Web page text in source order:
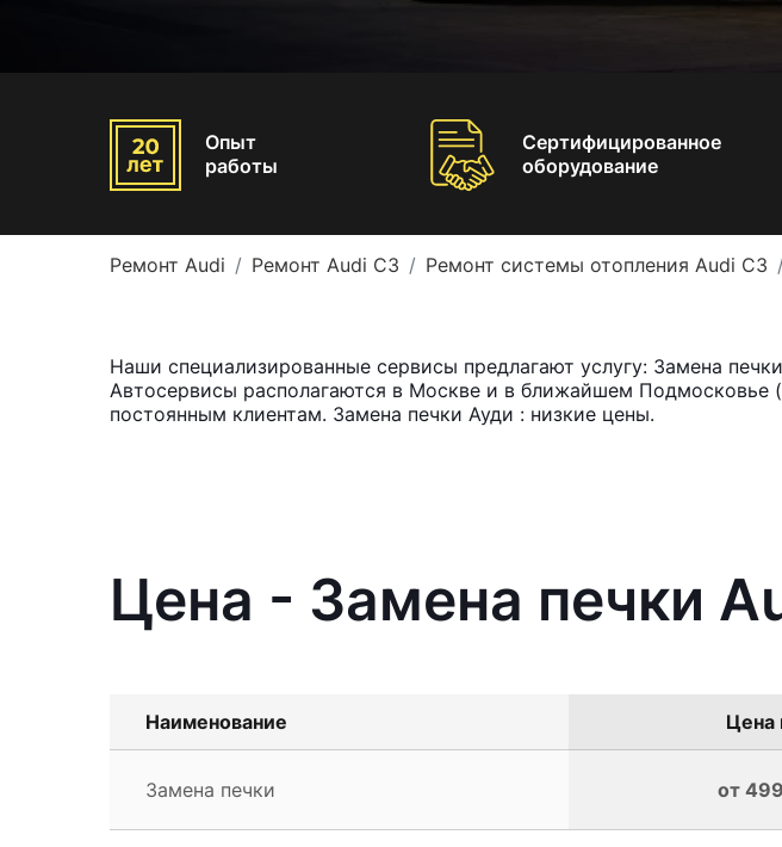
Опыт
работы
Сертифицированное
оборудование
Ремонт Audi Ремонт Audi С3 Ремонт системы отопления Audi С3
Наши специализированные сервисы предлагают услугу: Замена
Автосервисы располагаются в Москве и в ближайшем Подмосковье
постоянным клиентам. Замена печки Ауди : низкие цены.
Цена - Замена печки
Наименование Цена
Замена печки от